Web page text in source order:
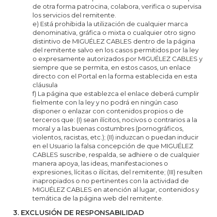
de otra forma patrocina, colabora, verifica o supervisa
los servicios del remitente.
e) Está prohibida la utilización de cualquier marca
denominativa, gráfica o mixta o cualquier otro signo
distintivo de MIGUÉLEZ CABLES dentro de la página
del remitente salvo en los casos permitidos por la ley
o expresamente autorizados por MIGUÉLEZ CABLES y
siempre que se permita, en estos casos, un enlace
directo con el Portal en la forma establecida en esta
cláusula
f) La página que establezca el enlace deberá cumplir
fielmente con la ley y no podrá en ningún caso
disponer o enlazar con contenidos propios o de
terceros que: (I) sean ilícitos, nocivos o contrarios a la
moral y a las buenas costumbres (pornográficos,
violentos, racistas, etc.); (II) induzcan o puedan inducir
en el Usuario la falsa concepción de que MIGUÉLEZ
CABLES suscribe, respalda, se adhiere o de cualquier
manera apoya, las ideas, manifestaciones o
expresiones, lícitas o ilícitas, del remitente; (III) resulten
inapropiados o no pertinentes con la actividad de
MIGUÉLEZ CABLES en atención al lugar, contenidos y
temática de la página web del remitente.
3. EXCLUSIÓN DE RESPONSABILIDAD